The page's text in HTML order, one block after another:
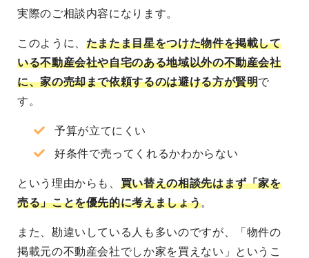
実際のご相談内容になります。
このように、 たまたま目星をつけた物件を掲載して
いる不動産会社や自宅のある地域以外の不動産会社
に、家の売却まで依頼するのは避ける方が賢明で
す。
予算が立てにくい
好条件で売ってくれるかわからない
という理由からも、 買い替えの相談先はまず「家を
売る」ことを優先的に考えましょう。
また、勘違いしている人も多いのですが、「物件の
掲載元の不動産会社でしか家を買えない」というこ